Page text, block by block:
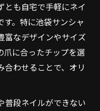
とも自宅で手軽にネイ
。特に池袋サンシャ
富なデザインやサイズ
爪に合ったチップを選
合わせることで、オリ
普段ネイルができない